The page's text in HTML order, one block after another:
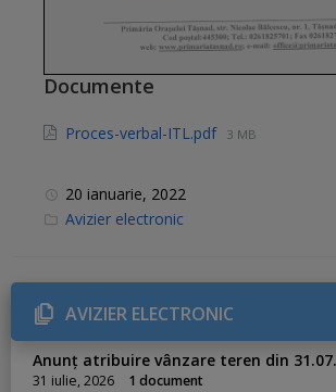
Documente
Proces-verbal-ITL.pdf 3 MB
20 ianuarie, 2022
C
g
r
i
e
s
Avizier electronic
AVIZIER ELECTRONIC
Anunț atribuire vânzare teren din
31 iulie, 2026 1 document